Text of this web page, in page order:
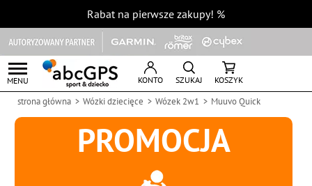
Rabat na pierwsze zakupy! %
MENU KONTO SZUKAJ KOSZYK
strona główna Wózki dziecięce Wózek 2w1 Muuvo Quick
PROMOCJA